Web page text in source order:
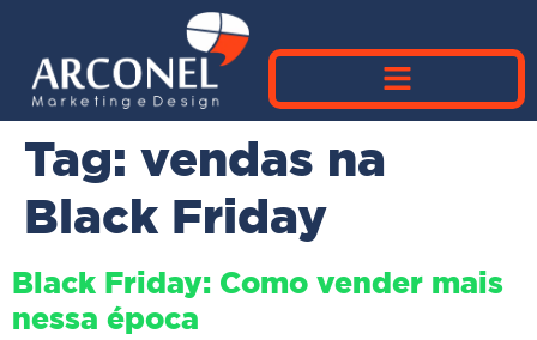
Tag: vendas na
Black Friday
Black Friday: Como vender mais
nessa época